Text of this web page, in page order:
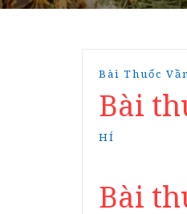
Bài Thuốc
Bài
HÍ
Bài